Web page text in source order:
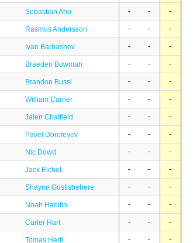
Sebastian Aho - - -
Rasmus Andersson - - -
Ivan Barbashev - - -
Braeden Bowman - - -
Brandon Bussi - - -
William Carrier - - -
Jalen Chatfield - - -
Pavel Dorofeyev - - -
Nic Dowd - - -
Jack Eichel - - -
Shayne Gostisbehere - - -
Noah Hanifin - - -
Carter Hart - - -
Tomas Hertl - - -